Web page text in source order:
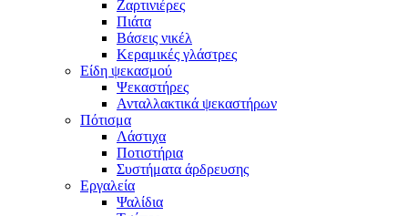
Ζαρτινιέρες
Πιάτα
Βάσεις νικέλ
Κεραμικές γλάστρες
Είδη ψεκασμού
Ψεκαστήρες
Ανταλλακτικά ψεκαστήρων
Πότισμα
Λάστιχα
Ποτιστήρια
Συστήματα άρδρευσης
Εργαλεία
Ψαλίδια